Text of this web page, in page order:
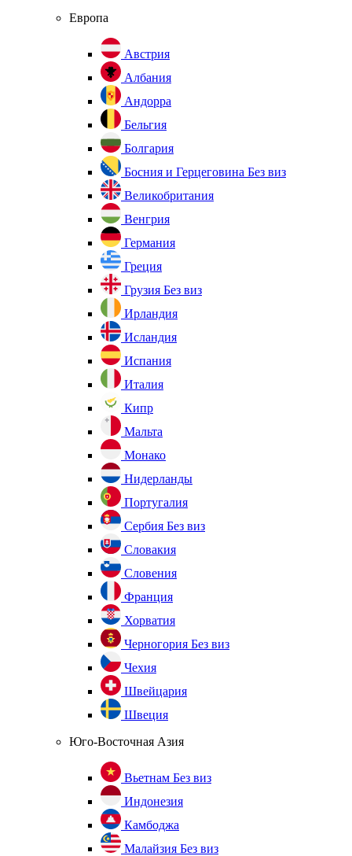
Европа
Австрия
Албания
Андорра
Бельгия
Болгария
Босния и Герцеговина Без виз
Великобритания
Венгрия
Германия
Греция
Грузия Без виз
Ирландия
Исландия
Испания
Италия
Кипр
Мальта
Монако
Нидерланды
Португалия
Сербия Без виз
Словакия
Словения
Франция
Хорватия
Черногория Без виз
Чехия
Швейцария
Швеция
Юго-Восточная Азия
Вьетнам Без виз
Индонезия
Камбоджа
Малайзия Без виз